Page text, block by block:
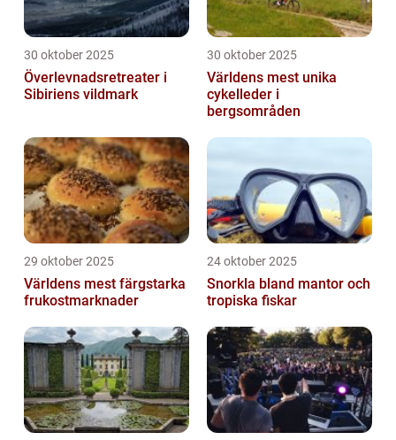
30 oktober 2025
Överlevnadsretreater i
Sibiriens vildmark
30 oktober 2025
Världens mest unika
cykelleder i
bergsområden
29 oktober 2025
Världens mest färgstarka
frukostmarknader
24 oktober 2025
Snorkla bland mantor och
tropiska fiskar